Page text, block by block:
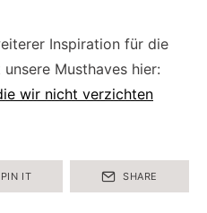
Inspiration für die
Musthaves hier:
wir nicht verzichten
PIN IT SHARE